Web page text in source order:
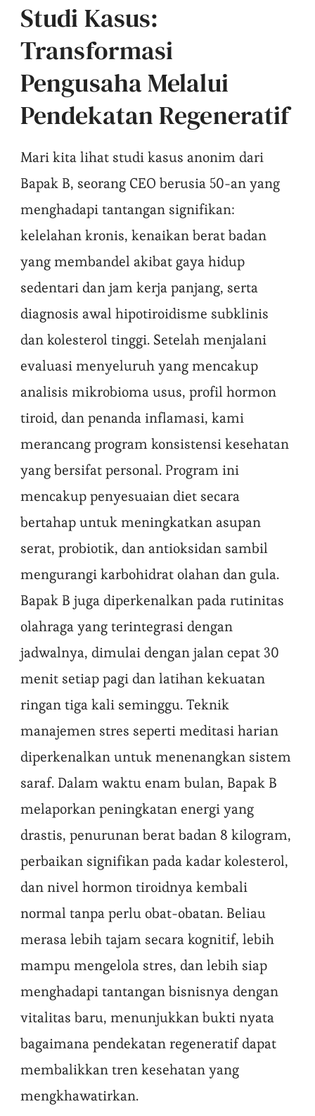
Studi Kasus:
Transformasi
Pengusaha Melalui
Pendekatan Regeneratif
Mari kita lihat studi kasus anonim dari
Bapak B, seorang CEO berusia 50-an yang
menghadapi tantangan signifikan:
kelelahan kronis, kenaikan berat badan
yang membandel akibat gaya hidup
sedentari dan jam kerja panjang, serta
diagnosis awal hipotiroidisme subklinis
dan kolesterol tinggi. Setelah menjalani
evaluasi menyeluruh yang mencakup
analisis mikrobioma usus, profil hormon
tiroid, dan penanda inflamasi, kami
merancang program konsistensi kesehatan
yang bersifat personal. Program ini
mencakup penyesuaian diet secara
bertahap untuk meningkatkan asupan
serat, probiotik, dan antioksidan sambil
mengurangi karbohidrat olahan dan gula.
Bapak B juga diperkenalkan pada rutinitas
olahraga yang terintegrasi dengan
jadwalnya, dimulai dengan jalan cepat 30
menit setiap pagi dan latihan kekuatan
ringan tiga kali seminggu. Teknik
manajemen stres seperti meditasi harian
diperkenalkan untuk menenangkan sistem
saraf. Dalam waktu enam bulan, Bapak B
melaporkan peningkatan energi yang
drastis, penurunan berat badan 8 kilogram,
perbaikan signifikan pada kadar kolesterol,
dan nivel hormon tiroidnya kembali
normal tanpa perlu obat-obatan. Beliau
merasa lebih tajam secara kognitif, lebih
mampu mengelola stres, dan lebih siap
menghadapi tantangan bisnisnya dengan
vitalitas baru, menunjukkan bukti nyata
bagaimana pendekatan regeneratif dapat
membalikkan tren kesehatan yang
mengkhawatirkan.